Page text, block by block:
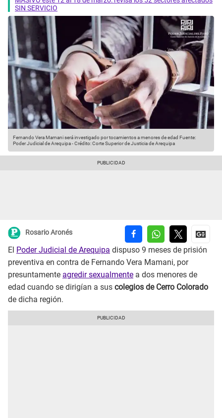
SIN SERVICIO
Fernando Vera Mamani será investigado por tocamientos a menores de edad Fuente:
Poder Judicial de Arequipa-Crédito: Corte Superior de Justicia de Arequipa
Rosario Aronés
El Poder Judicial de Arequipa dispuso 9 meses de prisión
preventiva en contra de Fernando Vera Mamani, por
presuntamente agredir sexualmente a dos menores de
edad cuando se dirigían a sus colegios de Cerro Colorado
de dicha región.